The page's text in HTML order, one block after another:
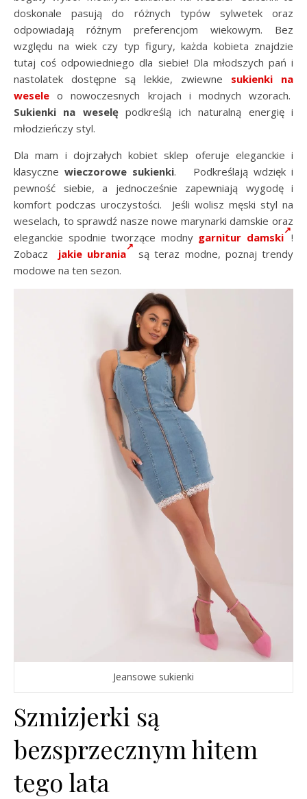
doskonale pasują do różnych typów sylwetek oraz
odpowiadają różnym preferencjom wiekowym. Bez
względu na wiek czy typ figury, każda kobieta znajdzie
tutaj coś odpowiedniego dla siebie! Dla młodszych pań i
nastolatek dostępne są lekkie, zwiewne sukienki na
wesele o nowoczesnych krojach i modnych wzorach.
Sukienki na weselępodkreślą ich naturalną energię i
młodzieńczy styl.
Dla mam i dojrzałych kobiet sklep oferuje eleganckie i
klasycznewieczorowe sukienki.
Podkreślają wdzięk i
pewność siebie, a jednocześnie zapewniają wygodę i
komfort podczas uroczystości. Jeśli wolisz męski styl na
weselach, to sprawdź nasze nowe marynarki damskie oraz
eleganckie spodnie tworzące modny garnitur damski !
Zobacz jakie ubrania
są teraz modne, poznaj trendy
modowe na ten sezon.
Jeansowe sukienki
Szmizjerki są
bezsprzecznym hitem
tego lata